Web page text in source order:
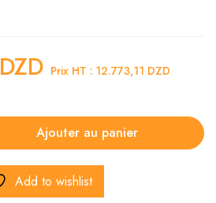
DZD Prix HT : 12.773,11 DZD
Ajouter au panier
Add to wishlist